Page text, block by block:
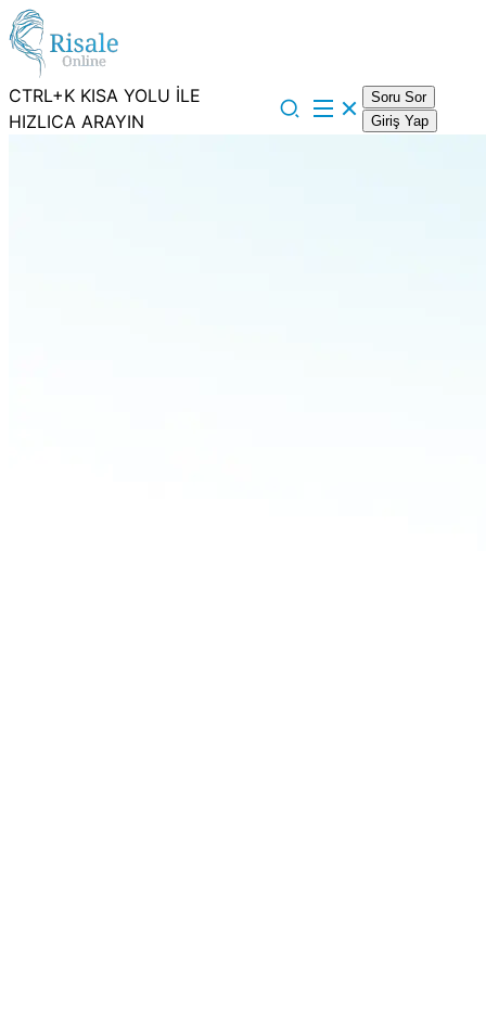
CTRL+K KISA YOLU İLE
HIZLICA ARAYIN
Soru Sor
Giriş Yap